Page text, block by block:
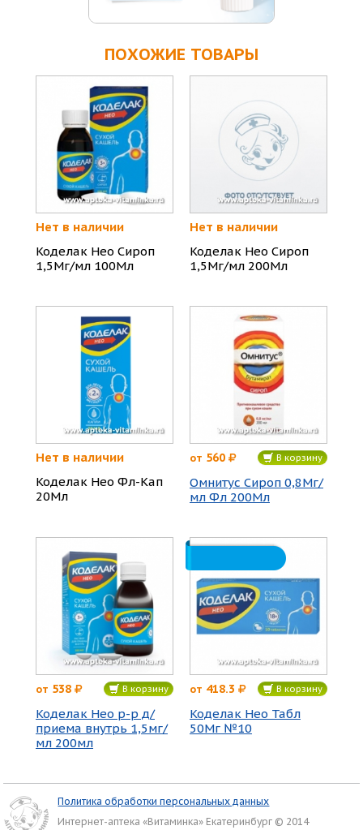
ПОХОЖИЕ ТОВАРЫ
Нет в наличии
Коделак Нео Сироп
1,5Мг/мл 100Мл
Нет в наличии
Коделак Нео Сироп
1,5Мг/мл 200Мл
Нет в наличии
Коделак Нео Фл-Кап
20Мл
от 560 В корзину
Омнитус Сироп 0,8Мг/
мл Фл 200Мл
от 538 В корзину
Коделак Нео р-р д/
приема внутрь 1,5мг/
мл 200мл
от 418.3 В корзину
Коделак Нео Табл
50Мг №10
Политика обработки персональных данных
Интернет-аптека «Витаминка» Екатеринбург © 2014